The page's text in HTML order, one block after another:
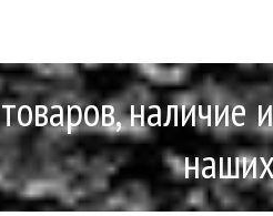
наличие